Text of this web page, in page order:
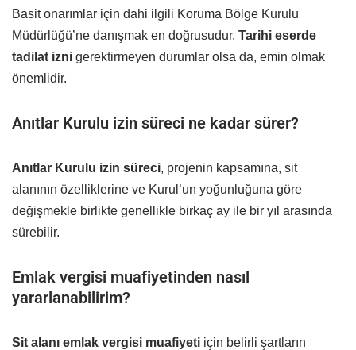
Basit onarımlar için dahi ilgili Koruma Bölge Kurulu
Müdürlüğü’ne danışmak en doğrusudur. Tarihi eserde
tadilat izni gerektirmeyen durumlar olsa da, emin olmak
önemlidir.
Anıtlar Kurulu izin süreci ne kadar sürer?
Anıtlar Kurulu izin süreci, projenin kapsamına, sit
alanının özelliklerine ve Kurul’un yoğunluğuna göre
değişmekle birlikte genellikle birkaç ay ile bir yıl arasında
sürebilir.
Emlak vergisi muafiyetinden nasıl
yararlanabilirim?
Sit alanı emlak vergisi muafiyeti için belirli şartların